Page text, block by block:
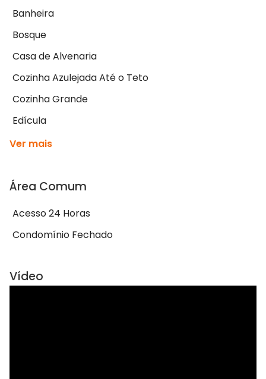
Banheira
Bosque
Casa de Alvenaria
Cozinha Azulejada Até o Teto
Cozinha Grande
Edícula
Ver mais
Área Comum
Acesso 24 Horas
Condomínio Fechado
Vídeo